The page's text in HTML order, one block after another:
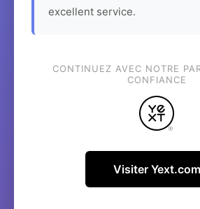
excellent service.
CONTINUEZ AVEC NOTRE
CONFIANCE
Visiter Yext.com